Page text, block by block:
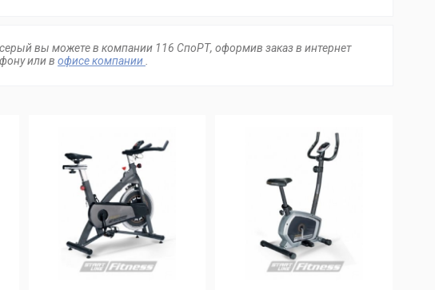
вы можете в компании 116 СпоРТ, оформив заказ в интернет
или в офисе компании